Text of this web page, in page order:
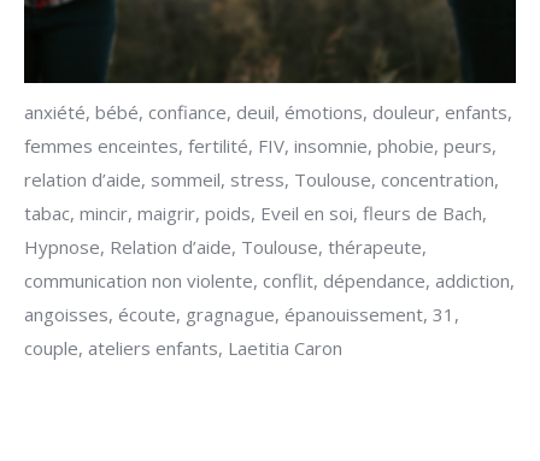
anxiété, bébé, confiance, deuil, émotions, douleur, enfants,
femmes enceintes, fertilité, FIV, insomnie, phobie, peurs,
relation d’aide, sommeil, stress, Toulouse, concentration,
tabac, mincir, maigrir, poids, Eveil en soi, fleurs de Bach,
Hypnose, Relation d’aide, Toulouse, thérapeute,
communication non violente, conflit, dépendance, addiction,
angoisses, écoute, gragnague, épanouissement, 31,
couple, ateliers enfants, Laetitia Caron